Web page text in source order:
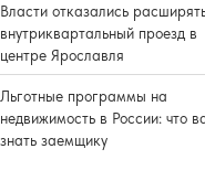
Власти отказались
внутриквартальный проезд в
центре Ярославля
Льготные программы на
недвижимость в России: что
знать заемщику